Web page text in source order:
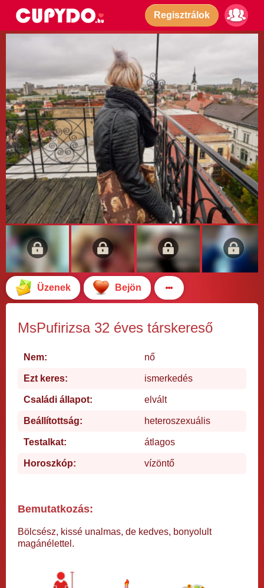
Regisztrálok
Üzenek Bejön
MsPufirizsa 32 éves társkereső
Nem: nő
Ezt keres: ismerkedés
Családi állapot: elvált
Beállítottság: heteroszexuális
Testalkat: átlagos
Horoszkóp: vízöntő
Bemutatkozás:
Bölcsész, kissé unalmas, de kedves, bonyolult
magánélettel.